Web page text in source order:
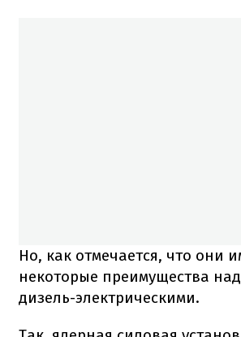
Но, как отмечается, что они
некоторые преимущества
дизель-электрическими.